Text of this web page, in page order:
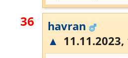
36
havran
▲ 11.11.2023,